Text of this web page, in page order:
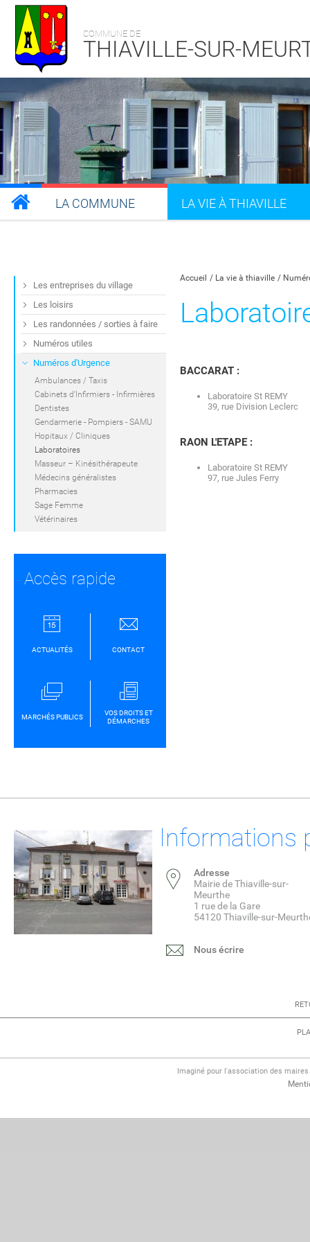
COMMUNE DE
THIAVILLE-SUR-
LA COMMUNE LA VIE À THIAVILLE
Accueil La vie à thiaville
BACCARAT :
Laboratoire St REMY
39, rue Division Leclerc
RAON L'ETAPE :
Laboratoire St REMY
97, rue Jules Ferry
Les entreprises du village
Les loisirs
Les randonnées / sorties à faire
Numéros utiles
Numéros d'Urgence
Ambulances / Taxis
Cabinets d'Infirmiers - Infirmières
Dentistes
Gendarmerie - Pompiers - SAMU
Hopitaux / Cliniques
Laboratoires
Masseur – Kinésithérapeute
Médecins généralistes
Pharmacies
Sage Femme
Vétérinaires
Accès rapide
ACTUALITÉS CONTACT
MARCHÉS PUBLICS
VOS DROITS ET
DÉMARCHES
Informations
Adresse
Mairie de Thiaville-sur-
Meurthe
1 rue de la Gare
54120 Thiaville-sur-
Nous écrire
Imaginé pour l'association des